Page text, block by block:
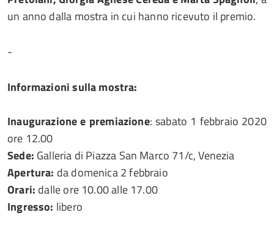
un anno dalla mostra in cui hanno ricevuto il premio.
-
Informazioni sulla mostra:
Inaugurazione e premiazione: sabato 1 febbraio 2020
ore 12.00
Sede: Galleria di Piazza San Marco 71/c, Venezia
Apertura: da domenica 2 febbraio
Orari: dalle ore 10.00 alle 17.00
Ingresso: libero